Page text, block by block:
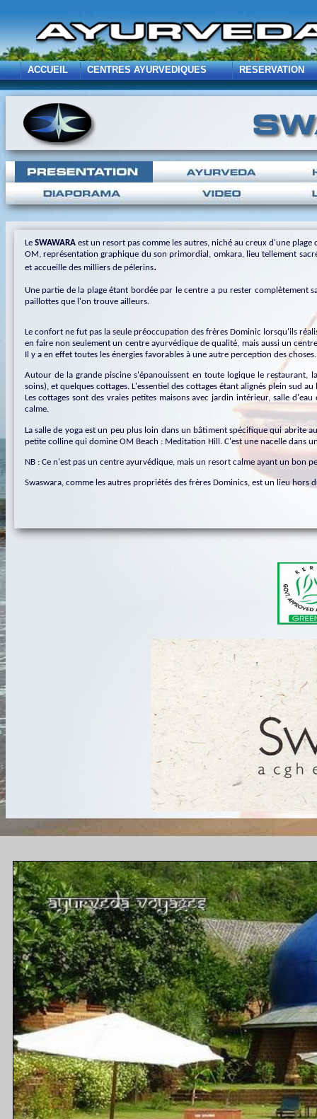
Le SWAWARAest un resort pas comme les autres, niché au creux d'une
OM, représentation graphique du son primordial, omkara, lieu tellement
et accueille des milliers de pélerins.
Une partie de la plage étant bordée par le centre a pu rester complètement
paillottes que l'on trouve ailleurs.
Le confort ne fut pas la seule préoccupation des frères Dominic lorsqu'ils
en faire non seulement un centre ayurvédique de qualité, mais aussi un
Il y a en effet toutes les énergies favorables à une autre perception des
Autour de la grande piscine s'épanouissent en toute logique le restaurant,
soins), et quelques cottages. L'essentiel des cottages étant alignés plein sud
Les cottages sont des vraies petites maisons avec jardin intérieur, salle
calme.
La salle de yoga est un peu plus loin dans un bâtiment spécifique qui abrite
petite colline qui domine OM Beach : Meditation Hill. C'est une nacelle dans
NB : Ce n'est pas un centre ayurvédique, mais un resort calme ayant un bon
Swaswara, comme les autres propriétés des frères Dominics, est un lieu
ACCUEIL CENTRES AYURVEDIQUES RESERVATION